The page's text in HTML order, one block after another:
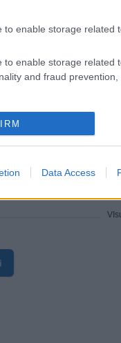
to enable storage related
to enable storage related
and fraud prevention,
Data Access
CARSO , in
che
IL